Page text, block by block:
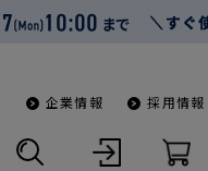
企業情報 採用情報